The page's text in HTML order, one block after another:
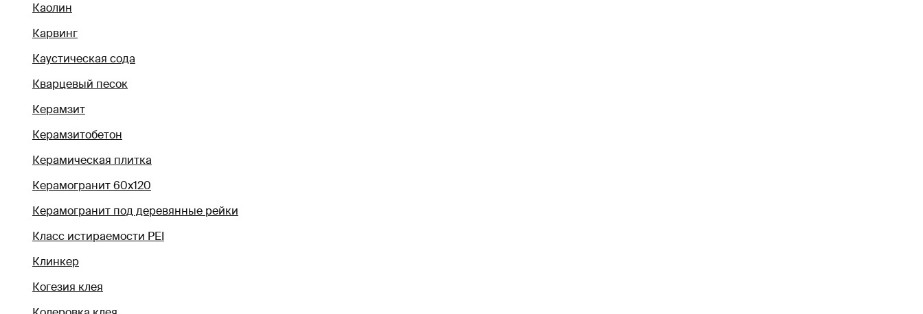
Каолин
Карвинг
Каустическая сода
Кварцевый песок
Керамзит
Керамзитобетон
Керамическая плитка
Керамогранит 60х120
Керамогранит под деревянные рейки
Класс истираемости PEI
Клинкер
Когезия клея